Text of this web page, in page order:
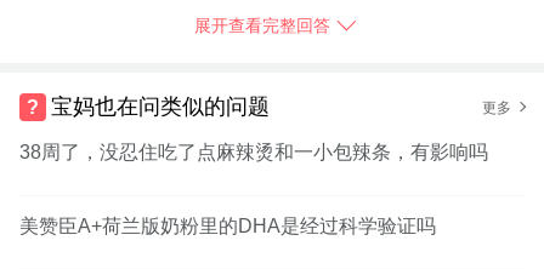
树友fv1if65c：我还在哺乳期能用吗你是寻麻疹吗
展开查看完整回答
宝妈也在问类似的问题 更多
38周了，没忍住吃了点麻辣烫和一小包辣条，有影响吗
美赞臣A+荷兰版奶粉里的DHA是经过科学验证吗